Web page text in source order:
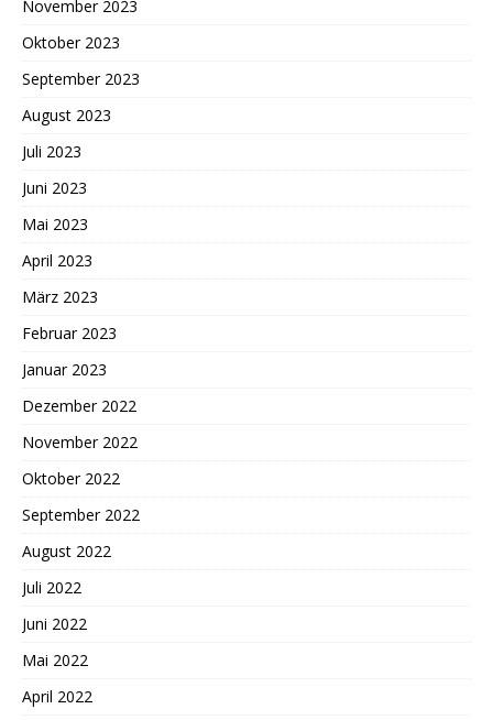
November 2023
Oktober 2023
September 2023
August 2023
Juli 2023
Juni 2023
Mai 2023
April 2023
März 2023
Februar 2023
Januar 2023
Dezember 2022
November 2022
Oktober 2022
September 2022
August 2022
Juli 2022
Juni 2022
Mai 2022
April 2022